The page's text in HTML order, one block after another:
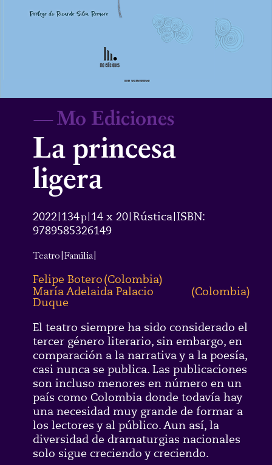
—Mo Ediciones
La princesa
ligera
2022 134p 14 x 20 Rústica ISBN:
9789585326149
Teatro Familia
Felipe Botero(Colombia)
María Adelaida Palacio
Duque
(Colombia)
El teatro siempre ha sido considerado el
tercer género literario, sin embargo, en
comparación a la narrativa y a la poesía,
casi nunca se publica. Las publicaciones
son incluso menores en número en un
país como Colombia donde todavía hay
una necesidad muy grande de formar a
los lectores y al público. Aun así, la
diversidad de dramaturgias nacionales
solo sigue creciendo y creciendo.